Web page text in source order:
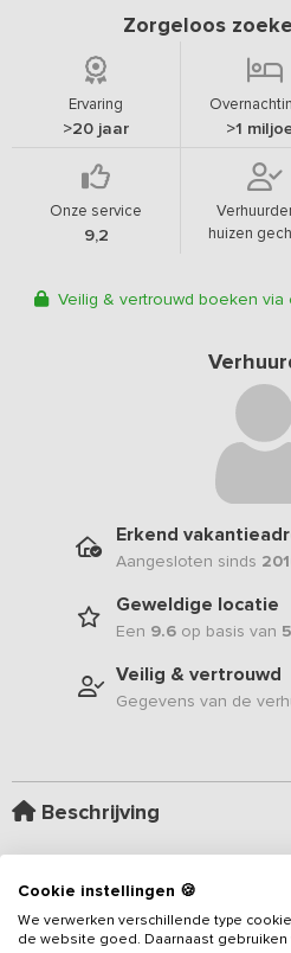
Zorgeloos
Ervaring
>20 jaar >1
Onze service
9,2
huizen
Veilig & vertrouwd boeken
Erkend
Aangesloten sinds
Geweldige locatie
Een 9.6 op basis van
Veilig & vertrouwd
Gegevens van de
Beschrijving
de historische stadjes Stavoren,
deze comfortabele vakantiewoning
slaapkamers en 8 badkamers.
Cookie instellingen 🍪
We verwerken verschillende type
de website goed. Daarnaast